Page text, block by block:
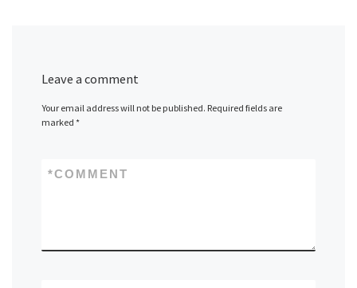
Leave a comment
Your email address will not be published. Required fields are
marked *
COMMENT
*